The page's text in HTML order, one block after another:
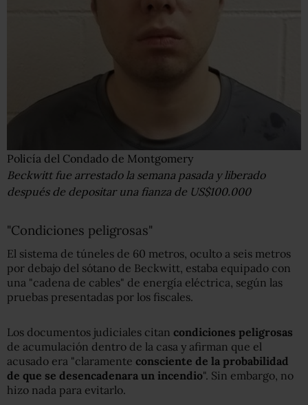
Policía del Condado de Montgomery
Beckwitt fue arrestado la semana pasada y liberado
después de depositar una fianza de US$100.000
"Condiciones peligrosas"
El sistema de túneles de 60 metros, oculto a seis metros
por debajo del sótano de Beckwitt, estaba equipado con
una "cadena de cables" de energía eléctrica, según las
pruebas presentadas por los fiscales.
Los documentos judiciales citan condiciones peligrosas
de acumulación dentro de la casa y afirman que el
acusado era "claramente consciente de la probabilidad
de que se desencadenara un incendio". Sin embargo, no
hizo nada para evitarlo.